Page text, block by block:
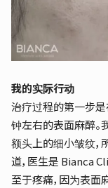
我的实际行动
治疗过程的第一步
钟左右的表面麻醉。
额头上的细小皱纹，
道，医生是 Bianca
至于疼痛，因为表面